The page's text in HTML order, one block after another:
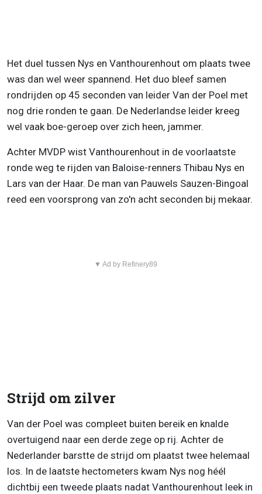
Het duel tussen Nys en Vanthourenhout om plaats twee
was dan wel weer spannend. Het duo bleef samen
rondrijden op 45 seconden van leider Van der Poel met
nog drie ronden te gaan. De Nederlandse leider kreeg
wel vaak boe-geroep over zich heen, jammer.
Achter MVDP wist Vanthourenhout in de voorlaatste
ronde weg te rijden van Baloise-renners Thibau Nys en
Lars van der Haar. De man van Pauwels Sauzen-Bingoal
reed een voorsprong van zo'n acht seconden bij mekaar.
▼ Ad by Refinery89
Strijd om zilver
Van der Poel was compleet buiten bereik en knalde
overtuigend naar een derde zege op rij. Achter de
Nederlander barstte de strijd om plaatst twee helemaal
los. In de laatste hectometers kwam Nys nog héél
dichtbij een tweede plaats nadat Vanthourenhout leek in